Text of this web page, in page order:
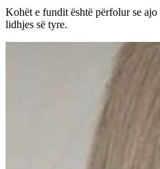
Kohët e fundit është përfolur se
lidhjes së tyre.